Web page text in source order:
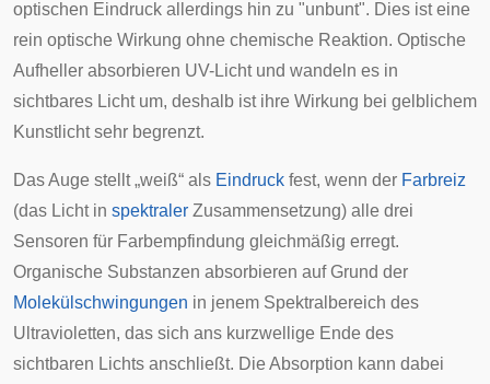
optischen Eindruck allerdings hin zu "unbunt". Dies ist eine
rein optische Wirkung ohne chemische Reaktion. Optische
Aufheller absorbieren UV-Licht und wandeln es in
sichtbares Licht um, deshalb ist ihre Wirkung bei gelblichem
Kunstlicht sehr begrenzt.
DasAuge stellt „weiß“ als Eindruck fest, wenn der Farbreiz
(das Licht in spektraler Zusammensetzung) alle drei
Sensoren für Farbempfindung gleichmäßig erregt.
Organische Substanzen absorbieren auf Grund der
Molekülschwingungen in jenem Spektralbereich des
Ultravioletten, das sich ans kurzwellige Ende des
sichtbaren Lichts anschließt. Die Absorption kann dabei